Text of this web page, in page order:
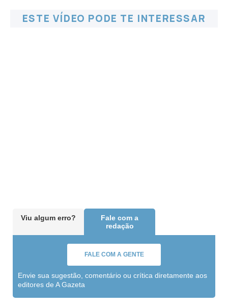
ESTE VÍDEO PODE TE INTERESSAR
Viu algum erro?
Fale com a
redação
FALE COM A GENTE
Envie sua sugestão, comentário ou crítica diretamente aos
editores de A Gazeta